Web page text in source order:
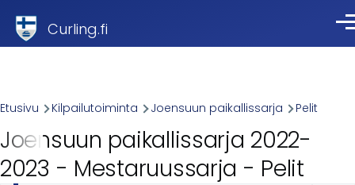
Curling.fi
Breadcrumb
Etusivu Kilpailutoiminta Joensuun paikallissarja Pelit
Joensuun paikallissarja 2022-
2023 - Mestaruussarja - Pelit